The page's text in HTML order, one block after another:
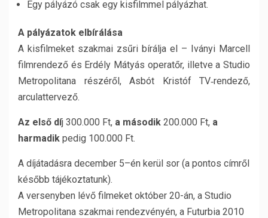
Egy pályázó csak egy kisfilmmel pályázhat.
A pályázatok elbírálása
A kisfilmeket szakmai zsűri bírálja el – Iványi Marcell
filmrendező és Erdély Mátyás operatőr, illetve a Studio
Metropolitana részéről, Asbót Kristóf TV‐rendező,
arculattervező.
Az első díj 300.000 Ft, a második 200.000 Ft, a
harmadik pedig 100.000 Ft.
A díjátadásra december 5–én kerül sor (a pontos címről
később tájékoztatunk).
A versenyben lévő filmeket október 20-án, a Studio
Metropolitana szakmai rendezvényén, a Futurbia 2010